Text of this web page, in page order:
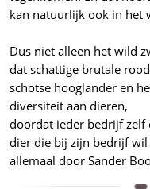
kan natuurlijk ook in het
Dus niet alleen het wild
dat schattige brutale
schotse hooglander en
diversiteit aan dieren,
doordat ieder bedrijf zelf
dier die bij zijn bedrijf wil
allemaal door Sander